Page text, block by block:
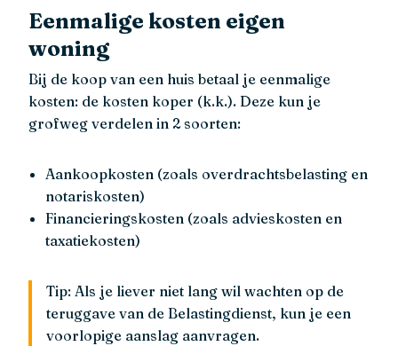
Eenmalige kosten eigen
woning
Bij de koop van een huis betaal je eenmalige
kosten: de kosten koper (k.k.). Deze kun je
grofweg verdelen in 2 soorten:
Aankoopkosten (zoals overdrachtsbelasting en
notariskosten)
Financieringskosten (zoals advieskosten en
taxatiekosten)
Tip: Als je liever niet lang wil wachten op de
teruggave van de Belastingdienst, kun je een
voorlopige aanslag aanvragen.